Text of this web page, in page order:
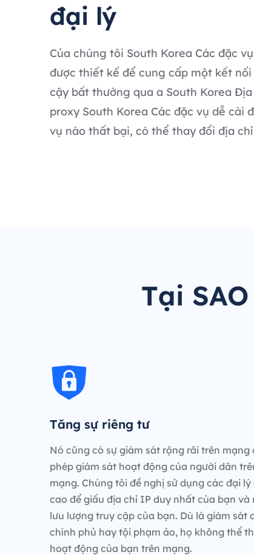
đại lý
Của chúng tôi South Korea Các đặc
được thiết kế để cung cấp một kết
cậy bất thường qua a South Korea
proxy South Korea Các đặc vụ dễ cài
vụ nào thất bại, có thể thay đổi địa chỉ
Tại
Tăng sự riêng tư
Nó cũng có sự giám sát rộng rãi trên mạng
phép giám sát hoạt động của người dân
mạng. Chúng tôi đề nghị sử dụng các đại lý
cao để giấu địa chỉ IP duy nhất của bạn và
lưu lượng truy cập của bạn. Dù là giám sát
chính phủ hay tội phạm ảo, họ không thể
hoạt động của bạn trên mạng.